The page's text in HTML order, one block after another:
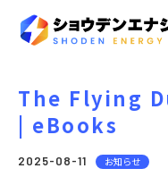
The Flying
| eBooks
2025-08-11 お知らせ